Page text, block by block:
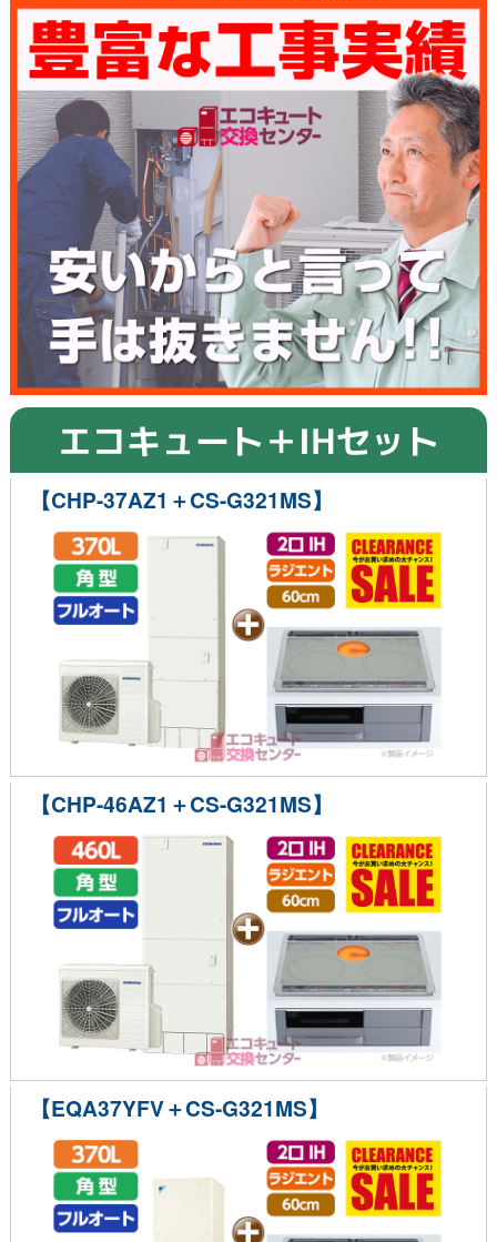
エコキュート＋IHセット
【CHP-37AZ1＋CS-G321MS】
【CHP-46AZ1＋CS-G321MS】
【EQA37YFV＋CS-G321MS】